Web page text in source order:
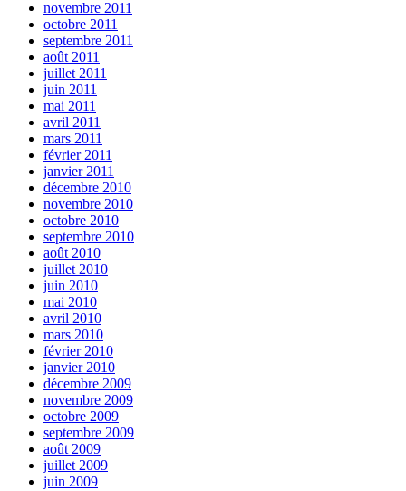
novembre 2011
octobre 2011
septembre 2011
août 2011
juillet 2011
juin 2011
mai 2011
avril 2011
mars 2011
février 2011
janvier 2011
décembre 2010
novembre 2010
octobre 2010
septembre 2010
août 2010
juillet 2010
juin 2010
mai 2010
avril 2010
mars 2010
février 2010
janvier 2010
décembre 2009
novembre 2009
octobre 2009
septembre 2009
août 2009
juillet 2009
juin 2009